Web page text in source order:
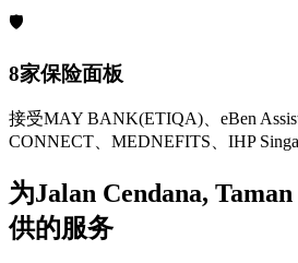
🛡️
8家保险面板
接受MAY BANK(ETIQA)、eBen
CONNECT、MEDNEFITS、IHP
为Jalan Cendana,
供的服务